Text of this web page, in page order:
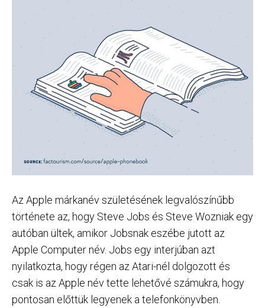
Az Apple márkanév születésének legvalószínűbb
története az, hogy Steve Jobs és Steve Wozniak egy
autóban ültek, amikor Jobsnak eszébe jutott az
Apple Computer név. Jobs egy interjúban azt
nyilatkozta, hogy régen az Atari-nél dolgozott és
csak is az Apple név tette lehetővé számukra, hogy
pontosan előttük legyenek a telefonkönyvben.